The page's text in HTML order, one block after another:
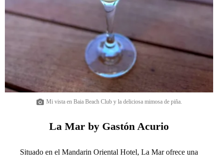
Mi vista en Baia Beach Club y la deliciosa mimosa de piña.
La Mar by Gastón Acurio
Situado en el Mandarin Oriental Hotel, La Mar ofrece una